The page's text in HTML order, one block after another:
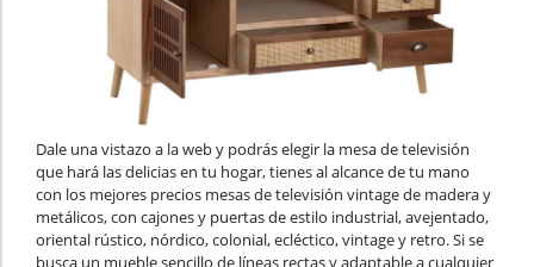
Dale una vistazo a la web y podrás elegir la mesa de televisión
que hará las delicias en tu hogar, tienes al alcance de tu mano
con los mejores precios mesas de televisión vintage de madera y
metálicos, con cajones y puertas de estilo industrial, avejentado,
oriental rústico, nórdico, colonial, ecléctico, vintage y retro. Si se
busca un mueble sencillo de líneas rectas y adaptable a cualquier